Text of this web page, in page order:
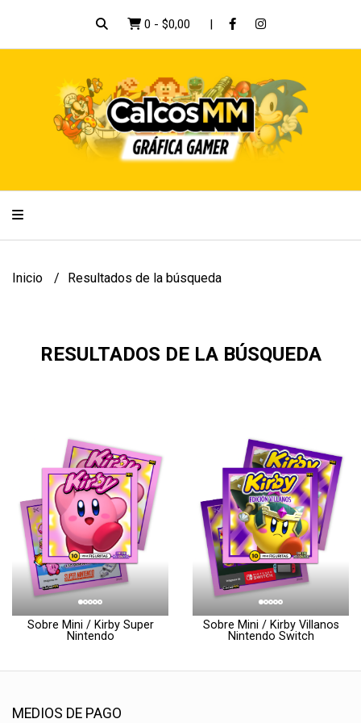
0 - $0,00
Inicio Resultados de la búsqueda
RESULTADOS DE LA BÚSQUEDA
Sobre Mini / Kirby Super
Nintendo
Sobre Mini / Kirby Villanos
Nintendo Switch
MEDIOS DE PAGO